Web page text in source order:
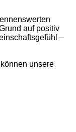
auf positiv
–
unsere